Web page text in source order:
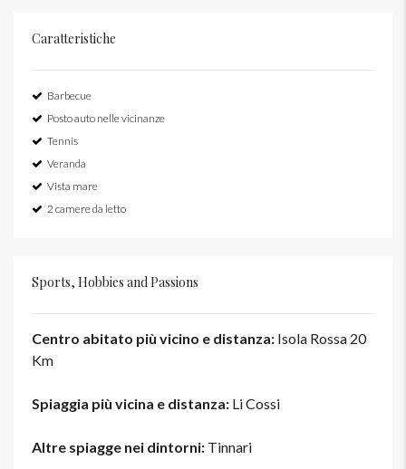
Caratteristiche
Barbecue
Posto auto nelle vicinanze
Tennis
Veranda
Vista mare
2 camere da letto
Sports, Hobbies and Passions
Centro abitato più vicino e distanza: Isola Rossa 20
Km
Spiaggia più vicina e distanza: Li Cossi
Altre spiagge nei dintorni: Tinnari